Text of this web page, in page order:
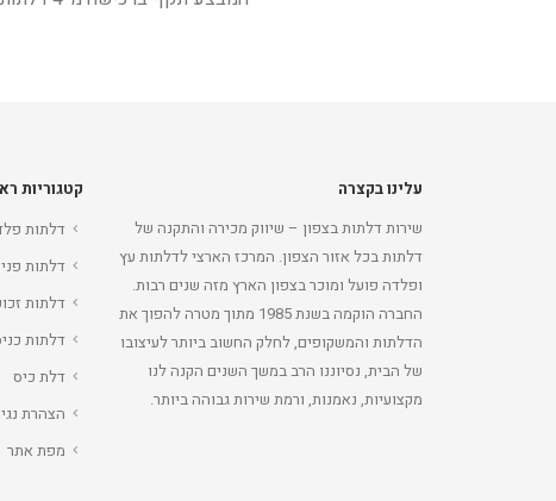
עלינו בקצרה
שירות דלתות בצפון – שיווק מכירה והתקנה של
דלתות בכל אזור הצפון. המרכז הארצי לדלתות עץ
ופלדה פועל ומוכר בצפון הארץ מזה שנים רבות.
החברה הוקמה בשנת 1985 מתוך מטרה להפוך את
הדלתות והמשקופים, לחלק החשוב ביותר לעיצובו
של הבית, נסיוננו הרב במשך השנים הקנה לנו
מקצועיות, נאמנות, ורמת שירות גבוהה ביותר.
קטגוריות
דלתות
דלתות
דלתות
דלתות
דלת כיס
הצהרת
מפת אתר